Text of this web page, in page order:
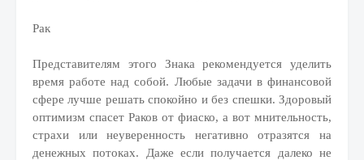
Рак
Представителям этого Знака рекомендуется уделить
время работе над собой. Любые задачи в финансовой
сфере лучше решать спокойно и без спешки. Здоровый
оптимизм спасет Раков от фиаско, а вот мнительность,
страхи или неуверенность негативно отразятся на
денежных потоках. Даже если получается далеко не